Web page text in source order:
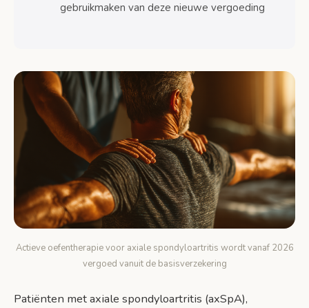
vergoeding
Wat te doen bij problemen met
vergoeding
Veelgestelde vragen over actieve oefentherapie
axSpA vergoeding
Veelgestelde vragen
Bronnen
gebruikmaken van deze nieuwe vergoeding
Actieve oefentherapie voor axiale spondyloartritis wordt vanaf 2026
vergoed vanuit de basisverzekering
Patiënten met axiale spondyloartritis (axSpA),